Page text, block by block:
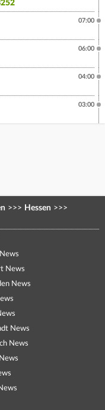
07:00
06:00
04:00
03:00
>>> Hessen >>>
News
News
News
News